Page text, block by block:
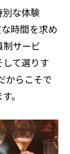
な体験
時間を求め
制サービ
て選りす
からこそで
。